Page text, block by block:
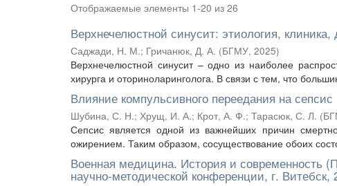
Отображаемые элементы 1-20 из 26
Верхнечелюстной синусит: этиология, клиника,
Саджади, Н. М.; Гричанюк, Д. А. (БГМУ, 2025)
Верхнечелюстной синусит – одно из наиболее
хирурга и оториноларинголога. В связи с тем, что
Влияние компульсивного переедания на сепсис
Шубина, С. Н.; Хрущ, И. А.; Крот, А. Ф.; Тарасюк, С. Л. (
Сепсис является одной из важнейших причин
ожирением. Таким образом, сосуществование обоих
Военная медицина. История и современность
научно-методической конференции, г.